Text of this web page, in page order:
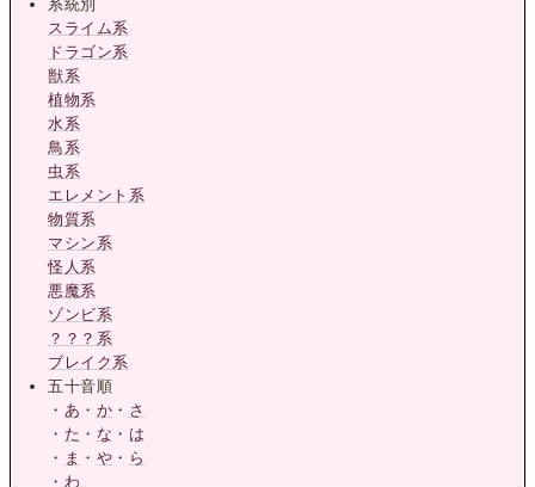
系統別
スライム系
ドラゴン系
獣系
植物系
水系
鳥系
虫系
エレメント系
物質系
マシン系
怪人系
悪魔系
ゾンビ系
？？？系
ブレイク系
五十音順
・ あ ・ か ・ さ
・ た ・ な ・ は
・ ま ・ や ・ ら
・ わ